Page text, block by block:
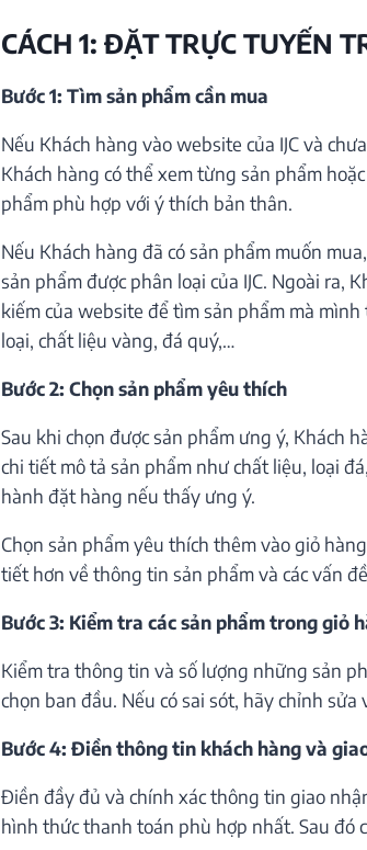
CÁCH 1: ĐẶT TRỰC TUYẾN
Bước 1: Tìm sản phẩm cần mua
Nếu Khách hàng vào website của IJC và
Khách hàng có thể xem từng sản phẩm
phẩm phù hợp với ý thích bản thân.
Nếu Khách hàng đã có sản phẩm muốn
sản phẩm được phân loại của IJC. Ngoài ra,
kiếm của website để tìm sản phẩm mà
loại, chất liệu vàng, đá quý,…
Bước 2: Chọn sản phẩm yêu thích
Sau khi chọn được sản phẩm ưng ý, Khách
chi tiết mô tả sản phẩm như chất liệu, loại
hành đặt hàng nếu thấy ưng ý.
Chọn sản phẩm yêu thích thêm vào giỏ
tiết hơn về thông tin sản phẩm và các vấn
Bước 3: Kiểm tra các sản phẩm trong giỏ
Kiểm tra thông tin và số lượng những sản
chọn ban đầu. Nếu có sai sót, hãy chỉnh sửa
Bước 4: Điền thông tin khách hàng và
Điền đầy đủ và chính xác thông tin giao
hình thức thanh toán phù hợp nhất. Sau đó